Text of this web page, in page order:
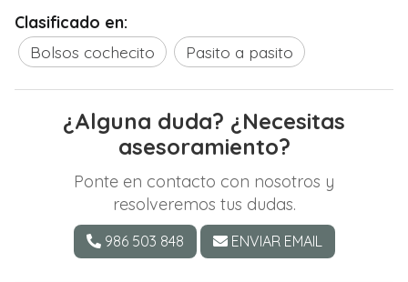
Clasificado en:
Bolsos cochecito
Pasito a pasito
¿Alguna duda? ¿Necesitas
asesoramiento?
Ponte en contacto con nosotros y
resolveremos tus dudas.
986 503 848 ENVIAR EMAIL